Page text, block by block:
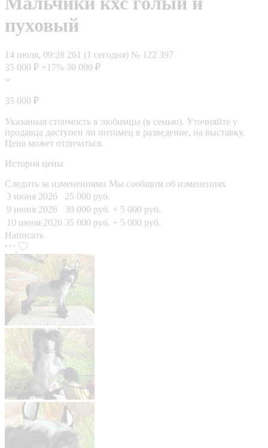
пуховый
14 июля, 09:28 261 (1 сегодня) № 122 397
35 000 ₽ +17% 30 000 ₽
35 000 ₽
Указанная стоимость в любимцы (в семью). Уточняйте у
продавца доступен ли питомец в разведение, на выставку.
Цена может отличаться.
История цены
Следить за изменениями Мы сообщим об изменениях
3 июня 2026
25 000 руб.
9 июня 2026
30 000 руб. + 5 000 руб.
10 июня 2026 35 000 руб. + 5 000 руб.
Написать